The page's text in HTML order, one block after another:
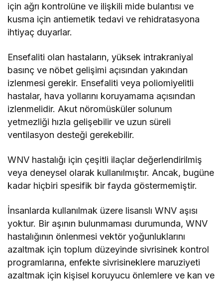
için ağrı kontrolüne ve ilişkili mide bulantısı ve
kusma için antiemetik tedavi ve rehidratasyona
ihtiyaç duyarlar.
Ensefaliti olan hastaların, yüksek intrakraniyal
basınç ve nöbet gelişimi açısından yakından
izlenmesi gerekir. Ensefaliti veya poliomiyelitli
hastalar, hava yollarını koruyamama açısından
izlenmelidir. Akut nöromüsküler solunum
yetmezliği hızla gelişebilir ve uzun süreli
ventilasyon desteği gerekebilir.
WNV hastalığı için çeşitli ilaçlar değerlendirilmiş
veya deneysel olarak kullanılmıştır. Ancak, bugüne
kadar hiçbiri spesifik bir fayda göstermemiştir.
İnsanlarda kullanılmak üzere lisanslı WNV aşısı
yoktur. Bir aşının bulunmaması durumunda, WNV
hastalığının önlenmesi vektör yoğunluklarını
azaltmak için toplum düzeyinde sivrisinek kontrol
programlarına, enfekte sivrisineklere maruziyeti
azaltmak için kişisel koruyucu önlemlere ve kan ve